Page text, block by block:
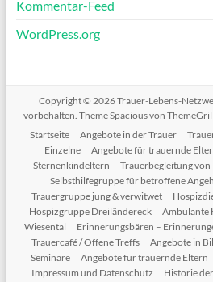
Kommentar-Feed
WordPress.org
Copyright © 2026Trauer-Lebens-
vorbehalten. ThemeSpaciousvon
Startseite
Angebote in der Trauer
Einzelne
Angebote für trauernde
Sternenkindeltern
Trauerbegleitung
Selbsthilfegruppe für betroffene
Trauergruppe jung & verwitwet
Hospizgruppe Dreiländereck
Ambulante
Wiesental
Erinnerungsbären –
Trauercafé / Offene Treffs
Angebote in
Seminare
Angebote für trauernde Eltern
Impressum und Datenschutz
Historie